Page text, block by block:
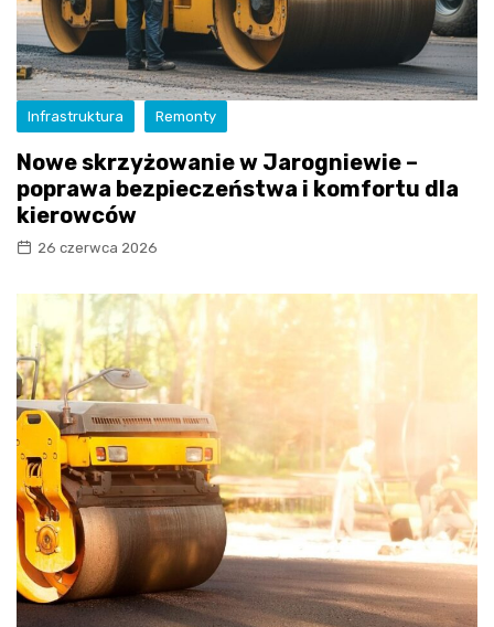
Infrastruktura Remonty
Nowe skrzyżowanie w Jarogniewie –
poprawa bezpieczeństwa i komfortu dla
kierowców
26 czerwca 2026